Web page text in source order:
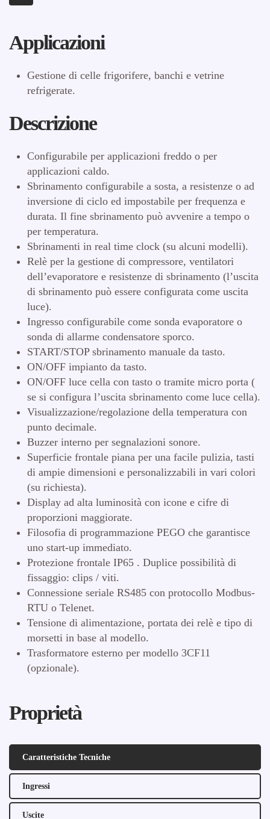
Applicazioni
Gestione di celle frigorifere, banchi e vetrine
refrigerate.
Descrizione
Configurabile per applicazioni freddo o per
applicazioni caldo.
Sbrinamento configurabile a sosta, a resistenze o ad
inversione di ciclo ed impostabile per frequenza e
durata. Il fine sbrinamento può avvenire a tempo o
per temperatura.
Sbrinamenti in real time clock (su alcuni modelli).
Relè per la gestione di compressore, ventilatori
dell’evaporatore e resistenze di sbrinamento (l’uscita
di sbrinamento può essere configurata come uscita
luce).
Ingresso configurabile come sonda evaporatore o
sonda di allarme condensatore sporco.
START/STOP sbrinamento manuale da tasto.
ON/OFF impianto da tasto.
ON/OFF luce cella con tasto o tramite micro porta (
se si configura l’uscita sbrinamento come luce cella).
Visualizzazione/regolazione della temperatura con
punto decimale.
Buzzer interno per segnalazioni sonore.
Superficie frontale piana per una facile pulizia, tasti
di ampie dimensioni e personalizzabili in vari colori
(su richiesta).
Display ad alta luminosità con icone e cifre di
proporzioni maggiorate.
Filosofia di programmazione PEGO che garantisce
uno start-up immediato.
Protezione frontale IP65 . Duplice possibilità di
fissaggio: clips / viti.
Connessione seriale RS485 con protocollo Modbus-
RTU o Telenet.
Tensione di alimentazione, portata dei relè e tipo di
morsetti in base al modello.
Trasformatore esterno per modello 3CF11
(opzionale).
Proprietà
Caratteristiche Tecniche
Ingressi
Uscite